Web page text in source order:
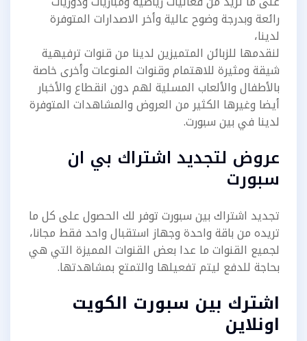
رائعة وبدرجة وضوح عالية وأخر الاصدارات المتوفرة
لدينا،
لنقدمها للزبائن المتميزين لدينا من قنوات ترفيهية
شيقة ومثيرة للاهتمام وقنوات المنوعات وأخرى خاصة
بالأطفال والألعاب المسلية لهم دون انقطاع والأخبار
أيضا وغيرها الكثير من العروض والمشاهدات المتوفرة
لدينا في بين سبورت.
عروض لتجديد اشتراك بي ان
سبورت
تجديد اشتراك بين سبورت توفر لك الحصول على كل ما
تريده من باقة واحدة وجهاز استقبال واحد فقط مجانا،
لجميع القنوات ما عدا بعض القنوات المميزة التي هي
بحاجة للدفع ليتم تفعيلها والتمتع بمشاهدتها.
اشترك بين سبورت الكويت
اونلاين